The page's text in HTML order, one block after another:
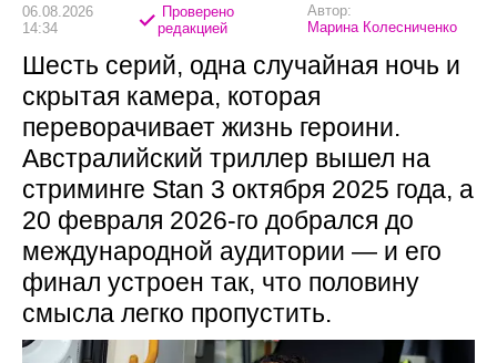
06.08.2026
14:34
Проверено
редакцией
Автор:
Марина Колесниченко
Шесть серий, одна случайная ночь и
скрытая камера, которая
переворачивает жизнь героини.
Австралийский триллер вышел на
стриминге Stan 3 октября 2025 года, а
20 февраля 2026-го добрался до
международной аудитории — и его
финал устроен так, что половину
смысла легко пропустить.